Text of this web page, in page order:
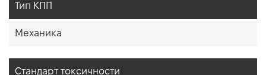
Тип КПП
Механика
Стандарт токсичности